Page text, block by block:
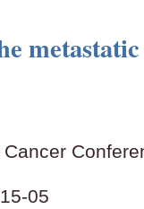
Cancer
05